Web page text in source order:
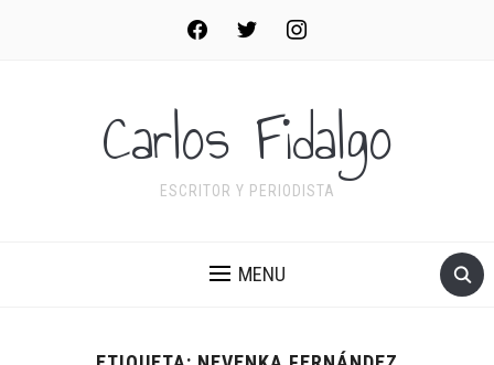
facebooktwitter instagram
Carlos Fidalgo
ESCRITOR Y PERIODISTA
MENU